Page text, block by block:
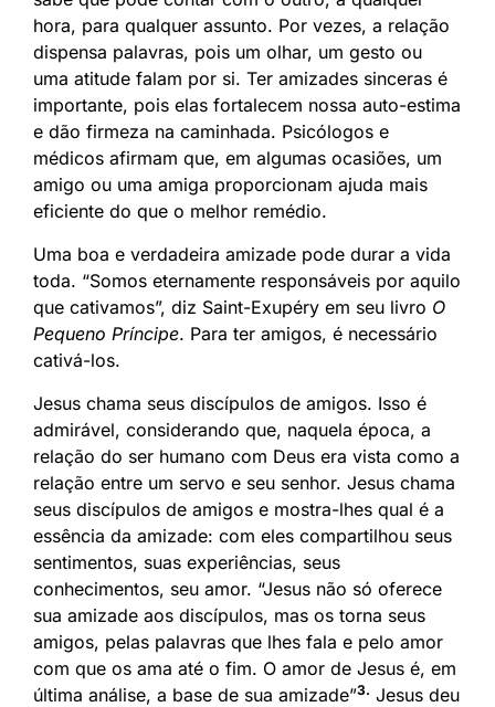
hora, para qualquer assunto. Por vezes, a relação
dispensa palavras, pois um olhar, um gesto ou
uma atitude falam por si. Ter amizades sinceras é
importante, pois elas fortalecem nossa auto-estima
e dão firmeza na caminhada. Psicólogos e
médicos afirmam que, em algumas ocasiões, um
amigo ou uma amiga proporcionam ajuda mais
eficiente do que o melhor remédio.
Uma boa e verdadeira amizade pode durar a vida
toda. “Somos eternamente responsáveis por aquilo
que cativamos”, diz Saint-Exupéry em seu livro O
Pequeno Príncipe. Para ter amigos, é necessário
cativá-los.
Jesus chama seus discípulos de amigos. Isso é
admirável, considerando que, naquela época, a
relação do ser humano com Deus era vista como a
relação entre um servo e seu senhor. Jesus chama
seus discípulos de amigos e mostra-lhes qual é a
essência da amizade: com eles compartilhou seus
sentimentos, suas experiências, seus
conhecimentos, seu amor. “Jesus não só oferece
sua amizade aos discípulos, mas os torna seus
amigos, pelas palavras que lhes fala e pelo amor
com que os ama até o fim. O amor de Jesus é, em
última análise, a base de sua amizade”3. Jesus deu